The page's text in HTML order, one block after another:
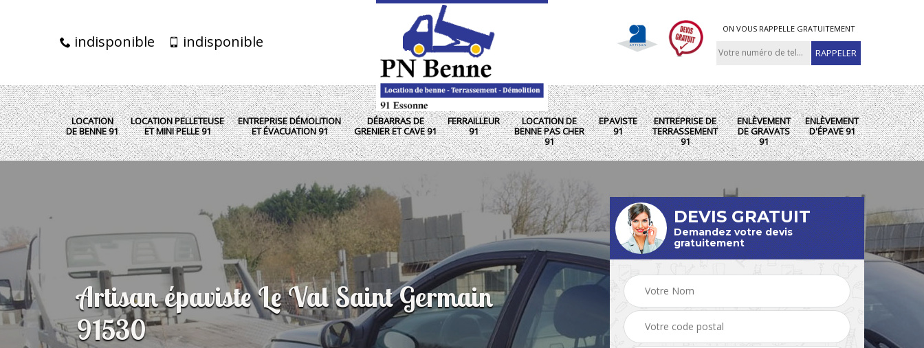
indisponible indisponible
ON VOUS RAPPELLE GRATUITEMENT
LOCATION
DE BENNE 91
LOCATION PELLETEUSE
ET MINI PELLE 91
ENTREPRISE DÉMOLITION
ET ÉVACUATION 91
DÉBARRAS DE
GRENIER ET CAVE 91
FERRAILLEUR
91
LOCATION DE
BENNE PAS CHER
91
EPAVISTE
91
ENTREPRISE DE
TERRASSEMENT
91
ENLÈVEMENT
DE GRAVATS
91
ENLÈVEMENT
D'ÉPAVE 91
Artisan épaviste Le Val Saint Germain
91530
DEVIS GRATUIT
Demandez votre devis
gratuitement